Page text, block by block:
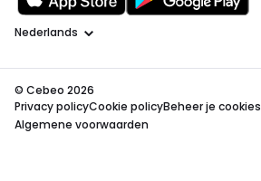
Taal
© Cebeo 2026
Privacy policyCookie policyBeheer je cookies
Algemene voorwaarden